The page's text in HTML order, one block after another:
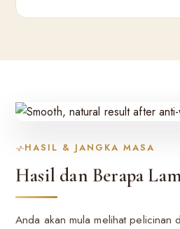
HASIL & JANGKA MASA
Hasil dan Berapa
Anda akan mula melihat pelicinan